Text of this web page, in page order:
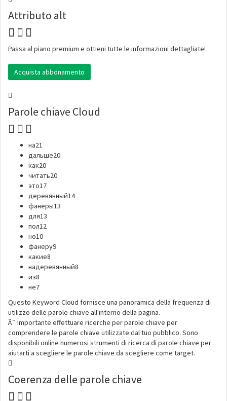
Attributo alt
Passa al piano premium e ottieni tutte le informazioni dettagliate!
Acquista abbonamento
Parole chiave Cloud
на21
дальше20
как20
читать20
это17
деревянный14
фанеры13
для13
пол12
но10
фанеру9
какие8
надеревянный8
из8
не7
Questo Keyword Cloud fornisce una panoramica della frequenza di
utilizzo delle parole chiave all'interno della pagina.
Ãˆ importante effettuare ricerche per parole chiave per
comprendere le parole chiave utilizzate dal tuo pubblico. Sono
disponibili online numerosi strumenti di ricerca di parole chiave per
aiutarti a scegliere le parole chiave da scegliere come target.
Coerenza delle parole chiave